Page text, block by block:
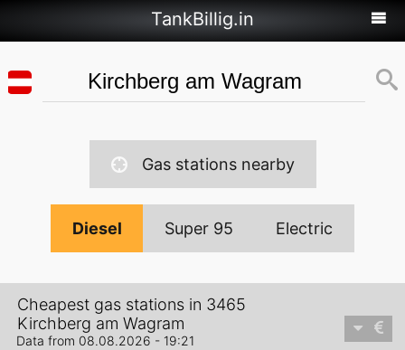
TankBillig.in
Gas stations nearby
Diesel Super 95 Electric
Cheapest gas stations in 3465
Kirchberg am Wagram
Data from 08.08.2026 - 19:21